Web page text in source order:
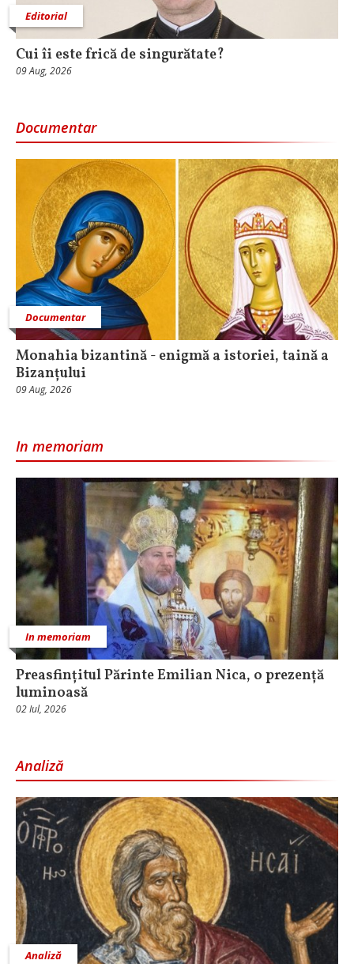
Editorial
Cui îi este frică de singurătate?
09 Aug, 2026
Documentar
Documentar
Monahia bizantină - enigmă a istoriei, taină a
Bizanțului
09 Aug, 2026
In memoriam
In memoriam
Preasfințitul Părinte Emilian Nica, o prezență
luminoasă
02 Iul, 2026
Analiză
Analiză